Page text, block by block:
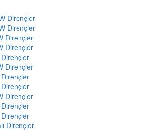
Dirençler
Dirençler
Dirençler
Dirençler
Dirençler
Dirençler
Dirençler
Dirençler